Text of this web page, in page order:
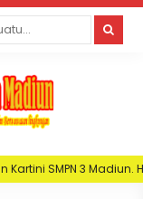
Hari Senin :